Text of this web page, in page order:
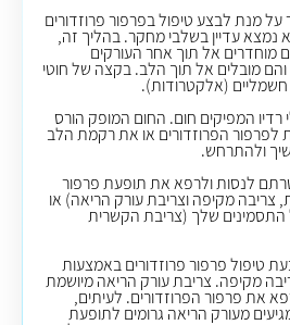
מנת לבצע טיפול בפרפור פרוזדורים
נמצא עדיין בשלבי מחקר. בהליך זה,
מוחדרים אל תוך אחר העורקים
מובלים אל תוך הלב. בקצה של חוטי
(אלקטרודות).
המפיקים חום. החום המופק הורס
הפרוזדורים או את רקמת הלב
ולהתרחש.
לנסות ולרפא את תופעת פרפור
צריבה מקיפה וצריבת עורק הריאה) או
התסמינים שלך (צריבת הקשרית
טיפול פרפור פרוזדורים באמצעות
מקיפה. צריבת עורק הריאה מיושמת
את פרפור הפרוזדורים. לעיתים,
מעורק הריאה גרומים לתופעת